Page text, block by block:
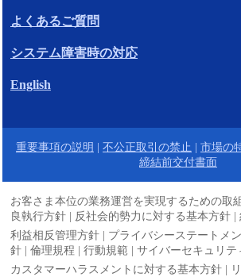
よくあるご質問
システム障害時の対応
English
重要事項の説明 | 不公正取引の禁止 | 市場の
締結前交付書面
お客さま本位の業務運営を実現するための取
良執行方針 | 反社会的勢力に対する基本方針 |
利益相反管理方針 | プライバシーステートメ
針 | 倫理規程 | 行動規範 | サイバーセキュリテ
カスタマーハラスメントに対する基本方針 |